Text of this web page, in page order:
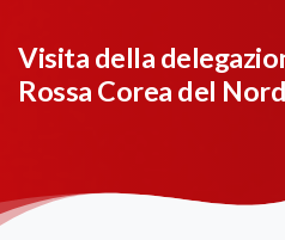
Visita della
Rossa Corea del Nord